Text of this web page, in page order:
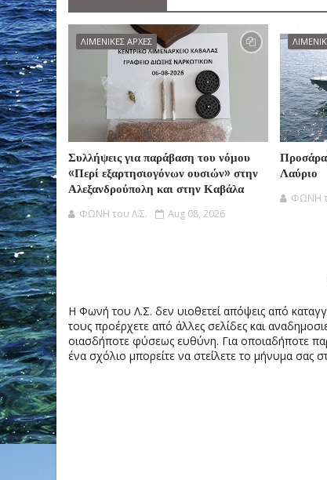
ΛΙΜΕΝΙΚΕΣ ΑΡΧΕΣ
Συλλήψεις για παράβαση του νόμου
«Περί εξαρτησιογόνων ουσιών» στην
Αλεξανδρούπολη και στην Καβάλα
ΦΩΝΗ του Λ.Σ. Aug 08, 2026
Λαύριο
ΦΩΝΗ
Η Φωνή του Λ.Σ. δεν υιοθετεί απόψεις από
τους προέρχετε από άλλες σελίδες και
οιασδήποτε φύσεως ευθύνη. Για οποιαδήποτε
ένα σχόλιο μπορείτε να στείλετε το μήνυμα σας